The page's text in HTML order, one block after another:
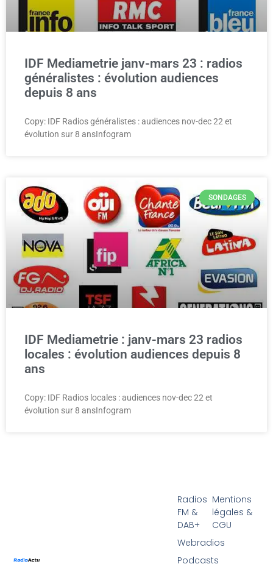
IDF Mediametrie janv-mars 23 : radios
généralistes : évolution audiences
depuis 8 ans
Copy: IDF Radios généralistes : audiences nov-dec 22 et
évolution sur 8 ansInfogram
SONDAGES
IDF Mediametrie : janv-mars 23 radios
locales : évolution audiences depuis 8
ans
Copy: IDF Radios locales : audiences nov-dec 22 et
évolution sur 8 ansInfogram
Radios
FM &
DAB+
Webradios
Podcasts
Mentions
légales &
CGU